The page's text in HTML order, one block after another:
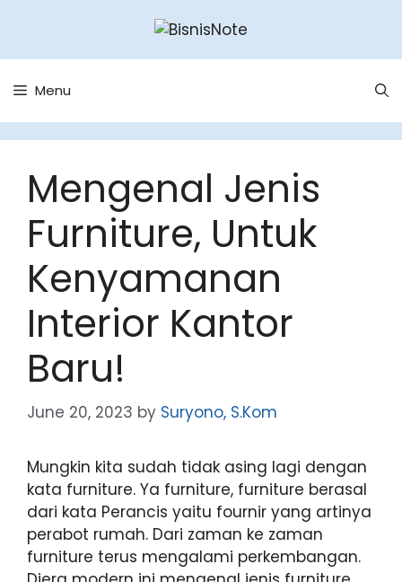
content
Menu
Mengenal Jenis
Furniture, Untuk
Kenyamanan
Interior Kantor
Baru!
June 20, 2023 by Suryono, S.Kom
Mungkin kita sudah tidak asing lagi dengan
kata furniture. Ya furniture, furniture berasal
dari kata Perancis yaitu fournir yang artinya
perabot rumah. Dari zaman ke zaman
furniture terus mengalami perkembangan.